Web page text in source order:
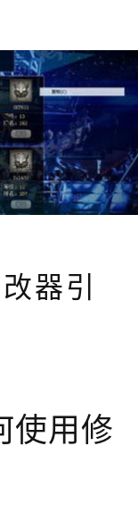
改器引领全新玩法
器引
使用修